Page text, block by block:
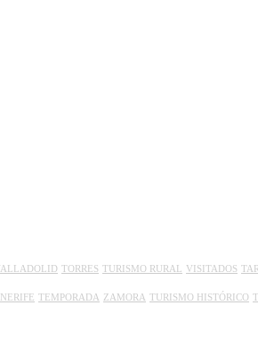
TORRES TURISMO RURAL VISITADOS
TEMPORADA ZAMORA TURISMO HISTÓRICO